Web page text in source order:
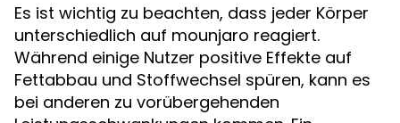
Es ist wichtig zu beachten, dass jeder Körper
unterschiedlich auf mounjaro reagiert.
Während einige Nutzer positive Effekte auf
Fettabbau und Stoffwechsel spüren, kann es
bei anderen zu vorübergehenden